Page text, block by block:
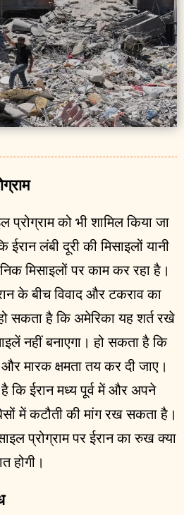
प्रोग्राम को भी शामिल किया जा
ईरान लंबी दूरी की मिसाइलों यानी
मिसाइलों पर काम कर रहा है।
के बीच विवाद और टकराव का
सकता है कि अमेरिका यह शर्त रखे
नहीं बनाएगा। हो सकता है कि
और मारक क्षमता तय कर दी जाए।
है कि ईरान मध्य पूर्व में और अपने
में कटौती की मांग रख सकता है।
प्रोग्राम पर ईरान का रुख क्या
होगी।